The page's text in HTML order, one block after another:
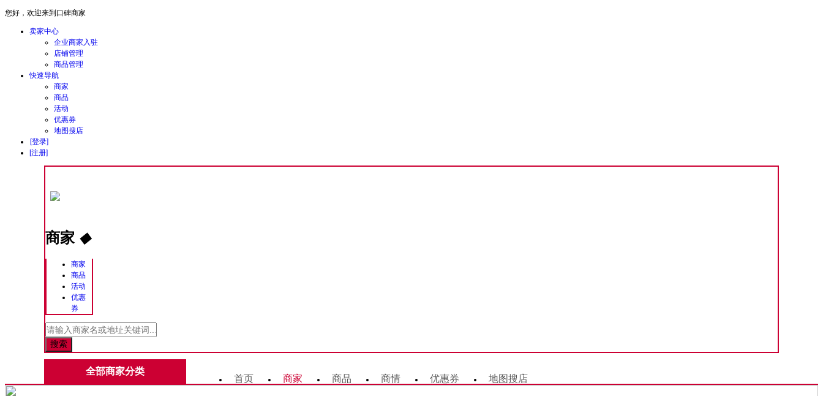
您好，欢迎来到口碑商家
卖家中心
企业商家入驻
店铺管理
商品管理
快速导航
商家
商品
活动
优惠券
地图搜店
[登录]
[注册]
商家 ◆
商家
商品
活动
优惠
券
全部商家分类
首页 商家 商品 商情 优惠券 地图搜店